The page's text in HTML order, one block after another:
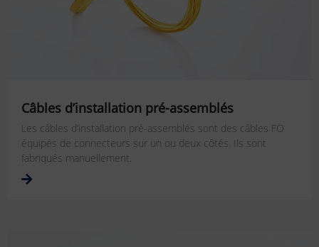
Câbles d’installation pré-assemblés
Les câbles d’installation pré-assemblés sont des câbles FO
équipés de connecteurs sur un ou deux côtés. Ils sont
fabriqués manuellement.